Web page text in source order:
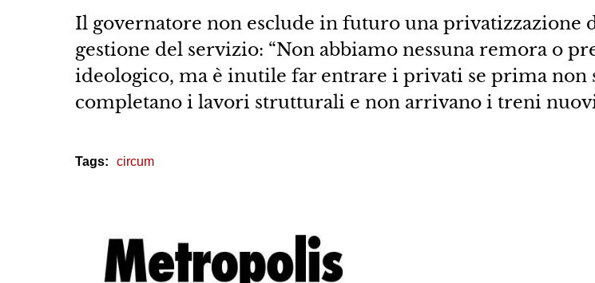
Il governatore non esclude in futuro una privatizzazione
gestione del servizio: “Non abbiamo nessuna remora o
ideologico, ma è inutile far entrare i privati se prima non
completano i lavori strutturali e non arrivano i treni
Tags: circum